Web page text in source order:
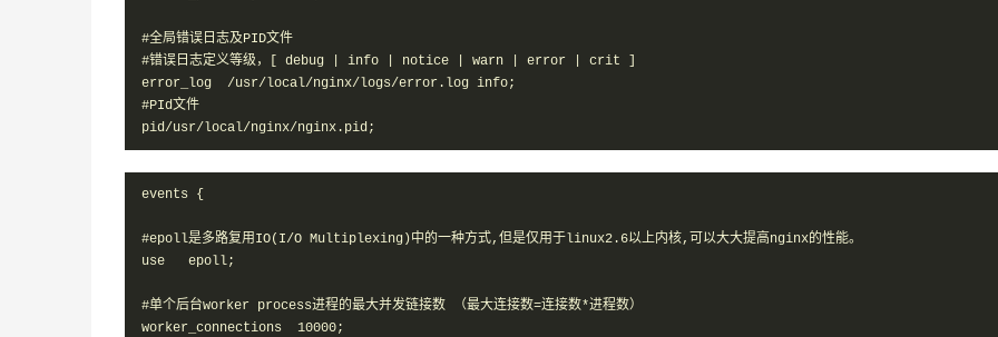
#全局错误日志及PID文件
#错误日志定义等级，[ debug | info | notice | warn | error | crit ]
error_log  /usr/local/nginx/logs/error.log info;
#PId文件
pid/usr/local/nginx/nginx.pid;
events {
#epoll是多路复用IO(I/O Multiplexing)中的一种方式,但是仅用于linux2.6以上内核,可以大大提高nginx的性能。
use   epoll;
#单个后台worker process进程的最大并发链接数 （最大连接数=连接数*进程数）
worker_connections  10000;